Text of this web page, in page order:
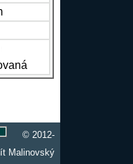
© 2012-
Malinovský